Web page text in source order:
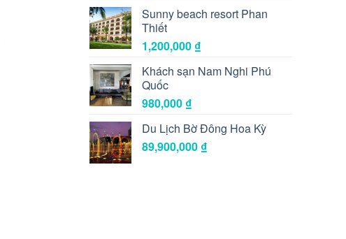
Sunny beach resort Phan
Thiết
1,200,000 ₫
Khách sạn Nam Nghi Phú
Quốc
980,000 ₫
Du Lịch Bờ Đông Hoa Kỳ
89,900,000 ₫